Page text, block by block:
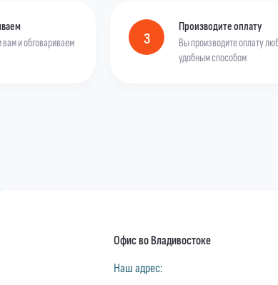
и обговариваем
3
Производите оплату
Вы производите оплату
удобным способом
Офис во Владивостоке
Наш адрес: